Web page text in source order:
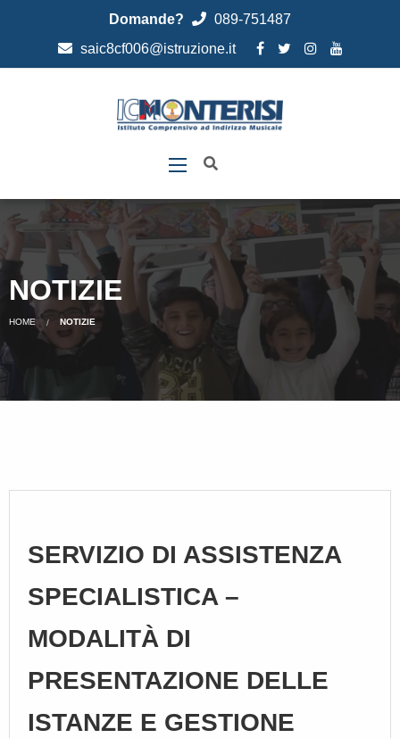
Domande?
089-751487
saic8cf006@istruzione.it
NOTIZIE
HOME NOTIZIE
SERVIZIO DI ASSISTENZA
SPECIALISTICA –
MODALITÀ DI
PRESENTAZIONE DELLE
ISTANZE E GESTIONE